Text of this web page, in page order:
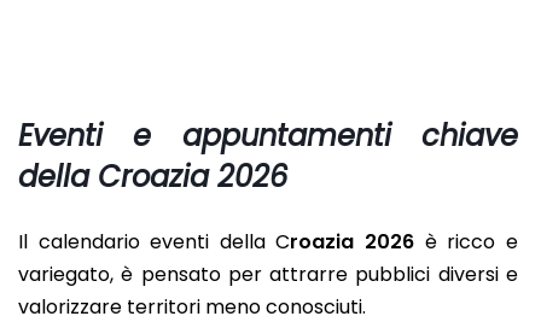
Eventi e appuntamenti chiave
della Croazia 2026
Il calendario eventi della Croazia 2026 è ricco e
variegato, è pensato per attrarre pubblici diversi e
valorizzare territori meno conosciuti.